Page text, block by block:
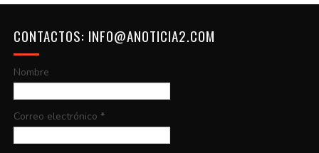
CONTACTOS: INFO@ANOTICIA2.COM
Nombre
Correo electrónico *